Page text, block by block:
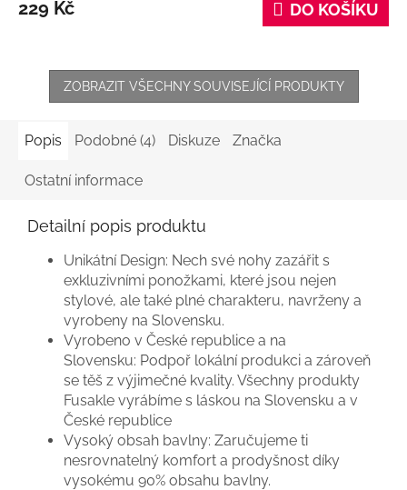
229 Kč DO KOŠÍKU
ZOBRAZIT VŠECHNY SOUVISEJÍCÍ PRODUKTY
Popis Podobné (4) Diskuze Značka
Ostatní informace
Detailní popis produktu
Unikátní Design: Nech své nohy zazářit s
exkluzivními ponožkami, které jsou nejen
stylové, ale také plné charakteru, navrženy a
vyrobeny na Slovensku.
Vyrobeno v České republice a na
Slovensku: Podpoř lokální produkci a zároveň
se těš z výjimečné kvality. Všechny produkty
Fusakle vyrábíme s láskou na Slovensku a v
České republice
Vysoký obsah bavlny: Zaručujeme ti
nesrovnatelný komfort a prodyšnost díky
vysokému 90% obsahu bavlny.